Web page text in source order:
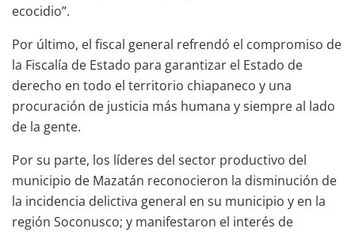
ecocidio”.
Por último, el fiscal general refrendó el compromiso de
la Fiscalía de Estado para garantizar el Estado de
derecho en todo el territorio chiapaneco y una
procuración de justicia más humana y siempre al lado
de la gente.
Por su parte, los líderes del sector productivo del
municipio de Mazatán reconocieron la disminución de
la incidencia delictiva general en su municipio y en la
región Soconusco; y manifestaron el interés de